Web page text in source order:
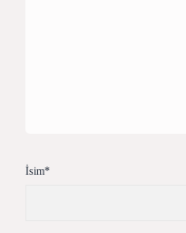
İsim*